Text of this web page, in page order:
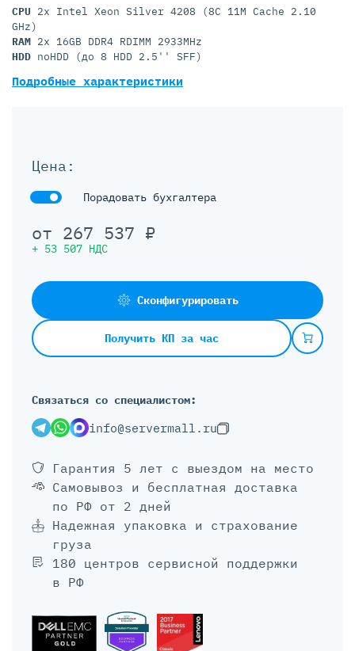
Цена:
Порадовать бухгалтера
от 267 537 ₽
+ 53 507 НДС
Сконфигурировать
Получить КП за час
Связаться со специалистом:
info@servermall.ru
Гарантия 5 лет с выездом на место
Самовывоз и бесплатная доставка
по РФ от 2 дней
Надежная упаковка и страхование
груза
180 центров сервисной поддержки
в РФ
CPU 2x Intel Xeon Silver 4208 (8C 11M Cache 2.10
GHz)
RAM 2x 16GB DDR4 RDIMM 2933MHz
HDD noHDD (до 8 HDD 2.5'' SFF)
Подробные характеристики